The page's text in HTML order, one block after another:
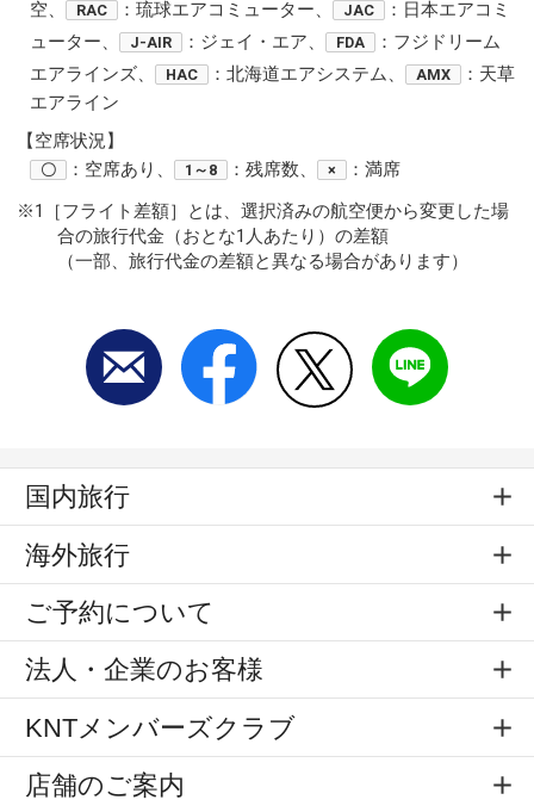
空、
RAC ：琉球エアコミューター、 JAC
：日本エアコミ
ューター、
J-AIR ：ジェイ・エア、 FDA
：フジドリーム
エアラインズ、
HAC ：北海道エアシステム、 AMX
：天草
エアライン
【空席状況】
〇 ：空席あり、 1～8 ：残席数、 ×
：満席
※1［フライト差額］とは、選択済みの航空便から変更した場
合の旅行代金（おとな1人あたり）の差額
（一部、旅行代金の差額と異なる場合があります）
国内旅行
海外旅行
ご予約について
法人・企業のお客様
KNTメンバーズクラブ
店舗のご案内